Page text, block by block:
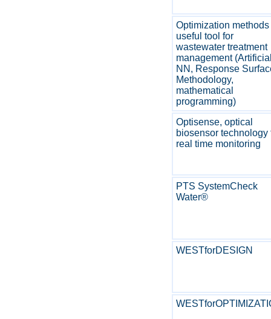
Optimization methods
useful tool for
wastewater treatment
management
NN, Response
Methodology,
mathematical
programming)
Optisense, optical
biosensor technology
real time monitoring
PTS SystemCheck
Water®
WESTforDESIGN